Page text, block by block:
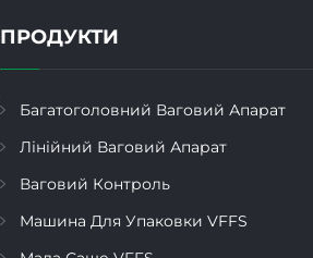
ПРОДУКТИ
Багатоголовний Ваговий Апарат
Лінійний Ваговий Апарат
Ваговий Контроль
Машина Для Упаковки VFFS